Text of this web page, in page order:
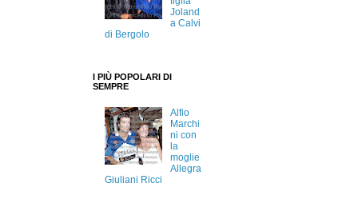
Joland
a Calvi
di Bergolo
I PIÙ POPOLARI DI
SEMPRE
Alfio
Marchi
ni con
la
moglie
Allegra
Giuliani Ricci